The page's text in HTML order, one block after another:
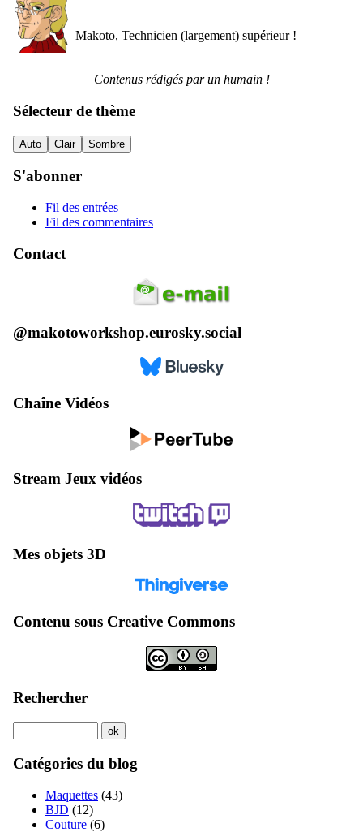
Makoto, Technicien (largement) supérieur !
Contenus rédigés par un humain !
Sélecteur de thème
Auto Clair Sombre
S'abonner
Fil des entrées
Fil des commentaires
Contact
@makotoworkshop.eurosky.social
Chaîne Vidéos
Stream Jeux vidéos
Mes objets 3D
Contenu sous Creative Commons
Rechercher
Catégories du blog
Maquettes (43)
BJD (12)
Couture (6)